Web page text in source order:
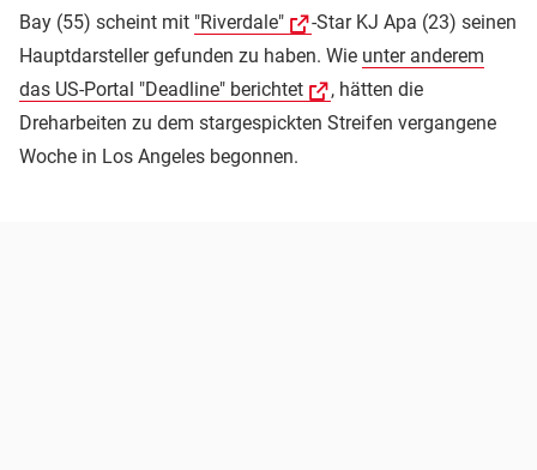
Bay (55) scheint mit "Riverdale"
-Star KJ Apa (23) seinen
Hauptdarsteller gefunden zu haben. Wie unter anderem
das US-Portal "Deadline" berichtet
, hätten die
Dreharbeiten zu dem stargespickten Streifen vergangene
Woche in Los Angeles begonnen.